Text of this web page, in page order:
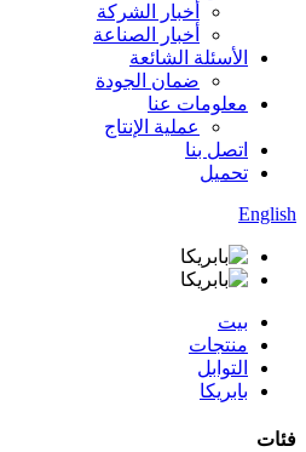
أخبار الشركة
أخبار الصناعة
الأسئلة الشائعة
ضمان الجودة
معلومات عنا
عملية الإنتاج
اتصل بنا
تحميل
English
بيت
منتجات
التوابل
بابريكا
فئات